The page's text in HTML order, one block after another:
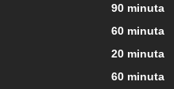
90 minuta
60 minuta
20 minuta
60 minuta